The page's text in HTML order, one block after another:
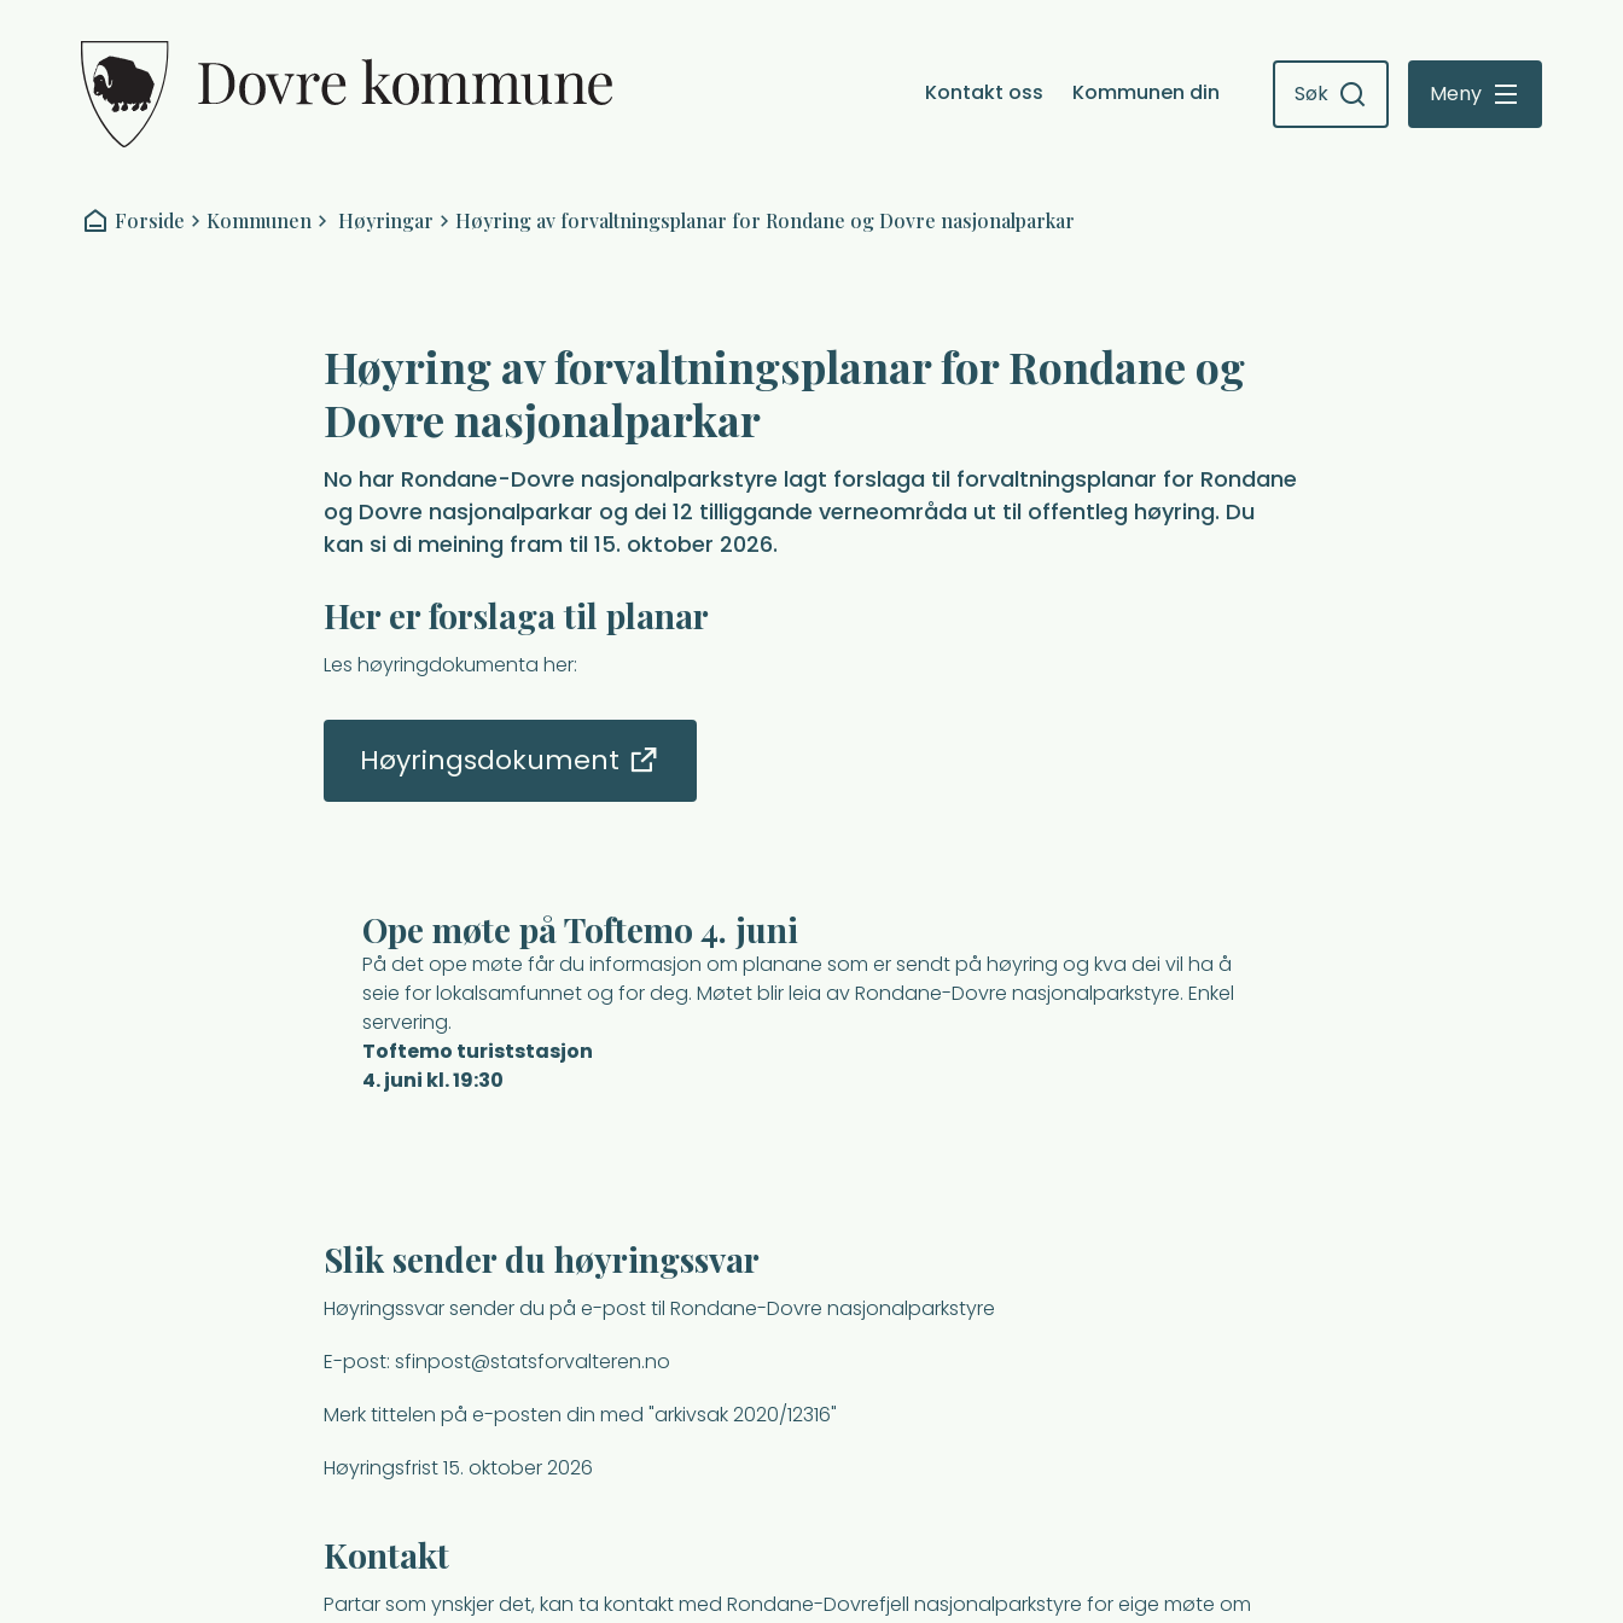
Kontakt oss Kommunen din Søk Meny
Du er her:
Forside Kommunen Høyringar Høyring av forvaltningsplanar for Rondane og Dovre nasjonalparkar
Høyring av forvaltningsplanar for Rondane og
Dovre nasjonalparkar
No har Rondane-Dovre nasjonalparkstyre lagt forslaga til forvaltningsplanar for Rondane
og Dovre nasjonalparkar og dei 12 tilliggande verneområda ut til offentleg høyring. Du
kan si di meining fram til 15. oktober 2026.
Her er forslaga til planar
Les høyringdokumenta her:
Høyringsdokument
Ope møte på Toftemo 4. juni
På det ope møte får du informasjon om planane som er sendt på høyring og kva dei vil ha å
seie for lokalsamfunnet og for deg. Møtet blir leia av Rondane-Dovre nasjonalparkstyre. Enkel
servering.
Toftemo turiststasjon
4. juni kl. 19:30
Slik sender du høyringssvar
Høyringssvar sender du på e-post til Rondane-Dovre nasjonalparkstyre
E-post: sfinpost@statsforvalteren.no
Merk tittelen på e-posten din med "arkivsak 2020/12316"
Høyringsfrist 15. oktober 2026
Kontakt
Partar som ynskjer det, kan ta kontakt med Rondane-Dovrefjell nasjonalparkstyre for eige møte om